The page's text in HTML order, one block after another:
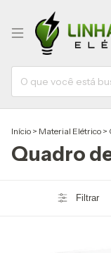
Início > Material Elétrico >
Quadro
Filtrar